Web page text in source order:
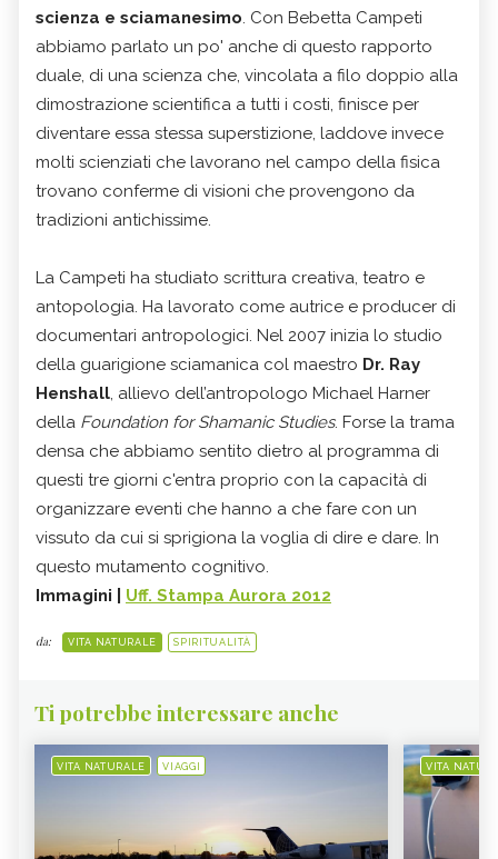
scienza e sciamanesimo. Con Bebetta Campeti
abbiamo parlato un po' anche di questo rapporto
duale, di una scienza che, vincolata a filo doppio alla
dimostrazione scientifica a tutti i costi, finisce per
diventare essa stessa superstizione, laddove invece
molti scienziati che lavorano nel campo della fisica
trovano conferme di visioni che provengono da
tradizioni antichissime.
La Campeti ha studiato scrittura creativa, teatro e
antopologia. Ha lavorato come autrice e producer di
documentari antropologici. Nel 2007 inizia lo studio
della guarigione sciamanica col maestro Dr. Ray
Henshall, allievo dell’antropologo Michael Harner
della Foundation for Shamanic Studies. Forse la trama
densa che abbiamo sentito dietro al programma di
questi tre giorni c'entra proprio con la capacità di
organizzare eventi che hanno a che fare con un
vissuto da cui si sprigiona la voglia di dire e dare. In
questo mutamento cognitivo.
Immagini | Uff. Stampa Aurora 2012
da: VITA NATURALE SPIRITUALITÀ
Ti potrebbe interessare anche
VITA NATURALE VIAGGI VITA